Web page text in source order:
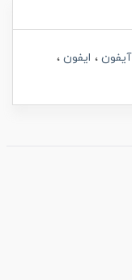
آیفون
ایفون